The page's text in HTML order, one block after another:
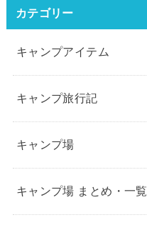
カテゴリー
キャンプアイテム
キャンプ旅行記
キャンプ場
キャンプ場 まとめ・一覧